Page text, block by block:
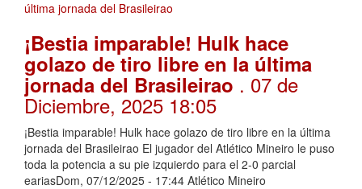
¡Bestia imparable! Hulk hace
golazo de tiro libre en la última
jornada del Brasileirao . 07 de
Diciembre, 2025 18:05
¡Bestia imparable! Hulk hace golazo de tiro libre en la última
jornada del Brasileirao El jugador del Atlético Mineiro le puso
toda la potencia a su pie izquierdo para el 2-0 parcial
eariasDom, 07/12/2025 - 17:44 Atlético Mineiro